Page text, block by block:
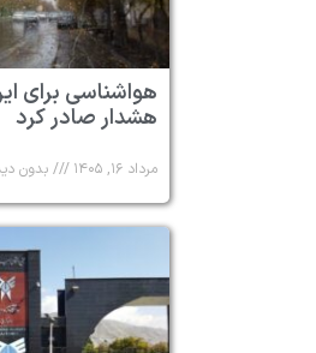
هواشناسی برای
هشدار صادر کرد
مرداد ۱۶, ۱۴۰۵ بدون